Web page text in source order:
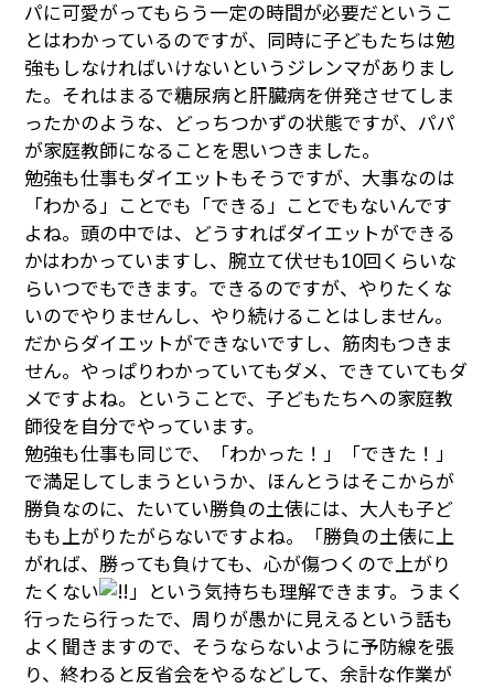
パに可愛がってもらう一定の時間が必要だというこ
とはわかっているのですが、同時に子どもたちは勉
強もしなければいけないというジレンマがありまし
た。それはまるで糖尿病と肝臓病を併発させてしま
ったかのような、どっちつかずの状態ですが、パパ
が家庭教師になることを思いつきました。
勉強も仕事もダイエットもそうですが、大事なのは
「わかる」ことでも「できる」ことでもないんです
よね。頭の中では、どうすればダイエットができる
かはわかっていますし、腕立て伏せも10回くらいな
らいつでもできます。できるのですが、やりたくな
いのでやりませんし、やり続けることはしません。
だからダイエットができないですし、筋肉もつきま
せん。やっぱりわかっていてもダメ、できていてもダ
メですよね。ということで、子どもたちへの家庭教
師役を自分でやっています。
勉強も仕事も同じで、「わかった！」「できた！」
で満足してしまうというか、ほんとうはそこからが
勝負なのに、たいてい勝負の土俵には、大人も子ど
もも上がりたがらないですよね。「勝負の土俵に上
がれば、勝っても負けても、心が傷つくので上がり
たくない
」という気持ちも理解できます。うまく
行ったら行ったで、周りが愚かに見えるという話も
よく聞きますので、そうならないように予防線を張
り、終わると反省会をやるなどして、余計な作業が